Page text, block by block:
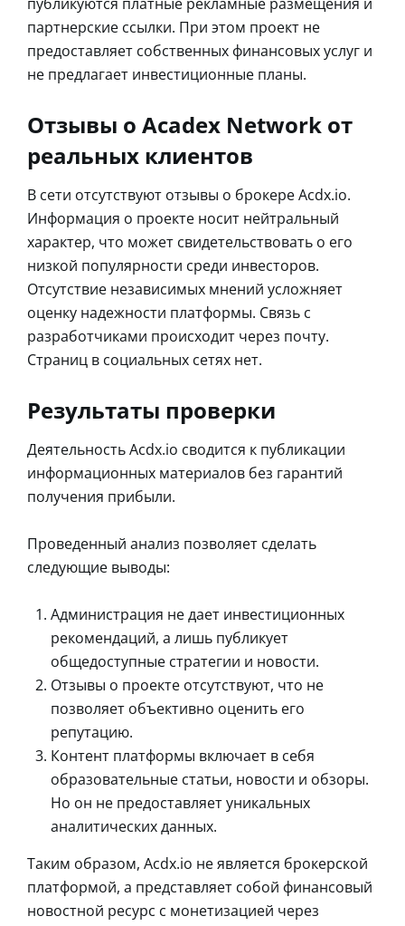
партнерские ссылки. При этом проект не
предоставляет собственных финансовых услуг и
не предлагает инвестиционные планы.
Отзывы о Acadex Network от
реальных клиентов
В сети отсутствуют отзывы о брокере Acdx.io.
Информация о проекте носит нейтральный
характер, что может свидетельствовать о его
низкой популярности среди инвесторов.
Отсутствие независимых мнений усложняет
оценку надежности платформы. Связь с
разработчиками происходит через почту.
Страниц в социальных сетях нет.
Результаты проверки
Деятельность Acdx.io сводится к публикации
информационных материалов без гарантий
получения прибыли.
Проведенный анализ позволяет сделать
следующие выводы:
Администрация не дает инвестиционных
рекомендаций, а лишь публикует
общедоступные стратегии и новости.
Отзывы о проекте отсутствуют, что не
позволяет объективно оценить его
репутацию.
Контент платформы включает в себя
образовательные статьи, новости и обзоры.
Но он не предоставляет уникальных
аналитических данных.
Таким образом, Acdx.io не является брокерской
платформой, а представляет собой финансовый
новостной ресурс с монетизацией через